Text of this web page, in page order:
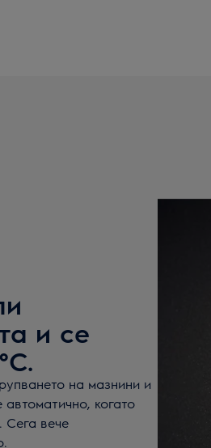
и се
на мазнини и
когато
Сега вече